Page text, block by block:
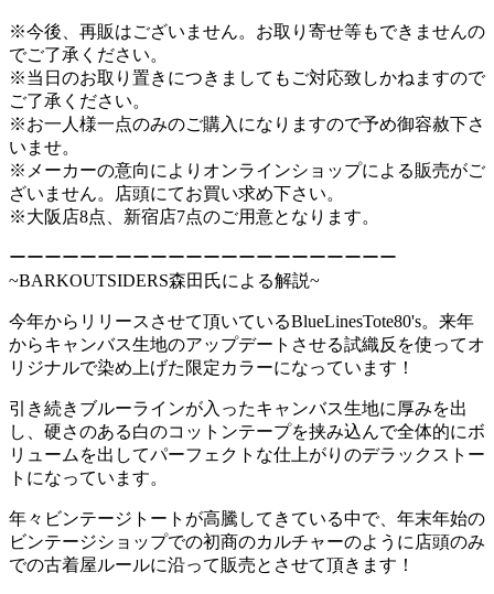
※今後、再販はございません。お取り寄せ等もできませんの
でご了承ください。
※当日のお取り置きにつきましてもご対応致しかねますので
ご了承ください。
※お一人様一点のみのご購入になりますので予め御容赦下さ
いませ。
※メーカーの意向によりオンラインショップによる販売がご
ざいません。店頭にてお買い求め下さい。
※大阪店8点、新宿店7点のご用意となります。
ーーーーーーーーーーーーーーーーーーーーーー
~BARKOUTSIDERS森田氏による解説~
今年からリリースさせて頂いているBlueLinesTote80's。来年
からキャンバス生地のアップデートさせる試織反を使ってオ
リジナルで染め上げた限定カラーになっています！
引き続きブルーラインが入ったキャンバス生地に厚みを出
し、硬さのある白のコットンテープを挟み込んで全体的にボ
リュームを出してパーフェクトな仕上がりのデラックストー
トになっています。
年々ビンテージトートが高騰してきている中で、年末年始の
ビンテージショップでの初商のカルチャーのように店頭のみ
での古着屋ルールに沿って販売とさせて頂きます！